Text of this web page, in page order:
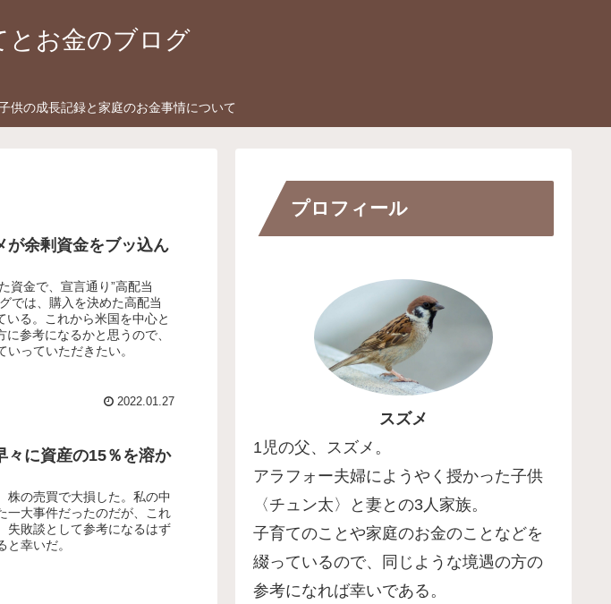
とお金のブログ
供の成長記録と家庭のお金事情について
が余剰資金をブッ込ん
資金で、宣言通り”高配当
では、購入を決めた高配当
る。これから米国を中心と
参考になるかと思うので、
っていただきたい。
2022.01.27
々に資産の15％を溶か
株の売買で大損した。私の中
一大事件だったのだが、これ
失敗談として参考になるはず
幸いだ。
プロフィール
スズメ
1児の父、スズメ。
アラフォー夫婦にようやく授かった子供
〈チュン太〉と妻との3人家族。
子育てのことや家庭のお金のことなどを
綴っているので、同じような境遇の方の
参考になれば幸いである。